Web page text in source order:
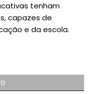
tenham
capazes de
e da escola.